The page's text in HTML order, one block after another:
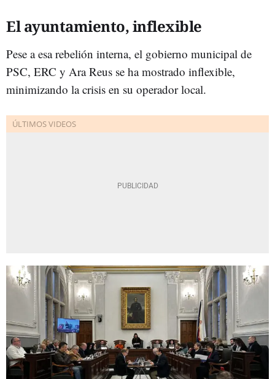
El ayuntamiento, inflexible
Pese a esa rebelión interna, el gobierno municipal de
PSC, ERC y Ara Reus se ha mostrado inflexible,
minimizando la crisis en su operador local.